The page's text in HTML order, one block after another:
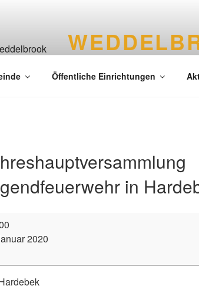
Öffentliche Einrichtungen
in
2020